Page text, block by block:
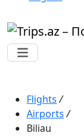
Flights /
Airports /
Biliau